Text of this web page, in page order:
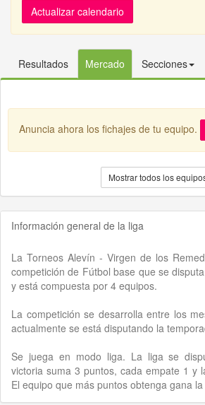
Actualizar calendario
Resultados Mercado Secciones
Anuncia ahora los fichajes de tu equipo.
Mostrar todos los
Información general de la liga
La Torneos Alevín - Virgen de los
competición de Fútbol base que se
y está compuesta por 4 equipos.
La competición se desarrolla entre los
actualmente se está disputando la
Se juega en modo liga. La liga se
victoria suma 3 puntos, cada empate 1 y
El equipo que más puntos obtenga gana la